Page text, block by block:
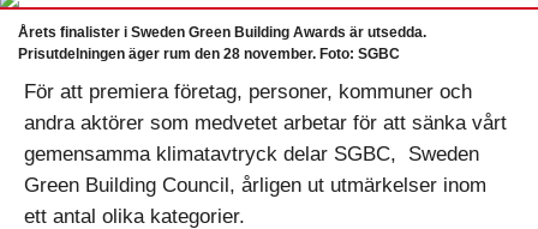
Årets finalister i Sweden Green Building Awards är utsedda.
Prisutdelningen äger rum den 28 november. Foto: SGBC
För att premiera företag, personer, kommuner och
andra aktörer som medvetet arbetar för att sänka vårt
gemensamma klimatavtryck delar SGBC, Sweden
Green Building Council, årligen ut utmärkelser inom
ett antal olika kategorier.